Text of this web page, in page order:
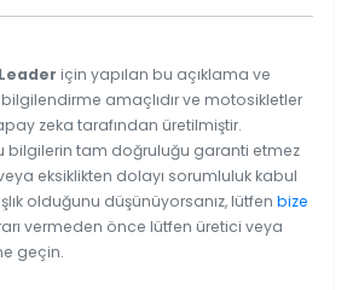
için yapılan bu açıklama ve
amaçlıdır ve motosikletler
zeka tarafından üretilmiştir.
bilgilerin tam doğruluğu garanti etmez
eksiklikten dolayı sorumluluk kabul
olduğunu düşünüyorsanız, lütfen bize
vermeden önce lütfen üretici veya
geçin.